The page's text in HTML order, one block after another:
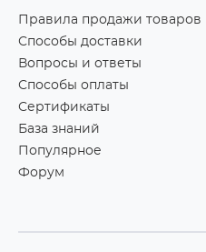
Правила продажи товаров
Способы доставки
Вопросы и ответы
Способы оплаты
Сертификаты
База знаний
Популярное
Форум